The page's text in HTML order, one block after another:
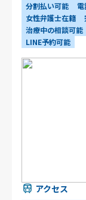
分割払い可能
電
女性弁護士在籍
治療中の相談可能
LINE予約可能
アクセス